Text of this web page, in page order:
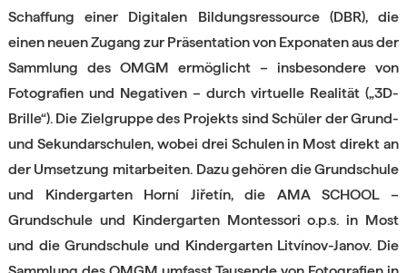
Schaffung einer Digitalen Bildungsressource (DBR), die
einen neuen Zugang zur Präsentation von Exponaten aus der
Sammlung des OMGM ermöglicht – insbesondere von
Fotografien und Negativen – durch virtuelle Realität („3D-
Brille“). Die Zielgruppe des Projekts sind Schüler der Grund-
und Sekundarschulen, wobei drei Schulen in Most direkt an
der Umsetzung mitarbeiten. Dazu gehören die Grundschule
und Kindergarten Horní Jiřetín, die AMA SCHOOL –
Grundschule und Kindergarten Montessori o.p.s. in Most
und die Grundschule und Kindergarten Litvínov-Janov. Die